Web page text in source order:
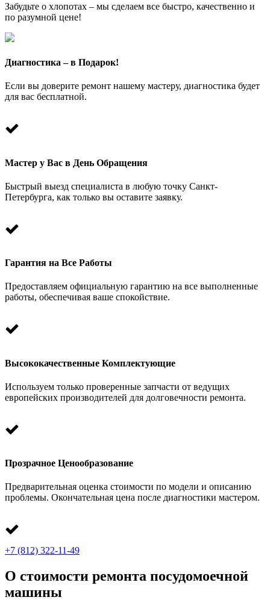
Забудьте о хлопотах – мы сделаем все быстро, качественно и
по разумной цене!
Диагностика – в Подарок!
Если вы доверите ремонт нашему мастеру, диагностика будет
для вас бесплатной.
Мастер у Вас в День Обращения
Быстрый выезд специалиста в любую точку Санкт-
Петербурга, как только вы оставите заявку.
Гарантия на Все Работы
Предоставляем официальную гарантию на все выполненные
работы, обеспечивая ваше спокойствие.
Высококачественные Комплектующие
Используем только проверенные запчасти от ведущих
европейских производителей для долговечности ремонта.
Прозрачное Ценообразование
Предварительная оценка стоимости по модели и описанию
проблемы. Окончательная цена после диагностики мастером.
+7 (812) 322-11-49
О стоимости ремонта посудомоечной
машины